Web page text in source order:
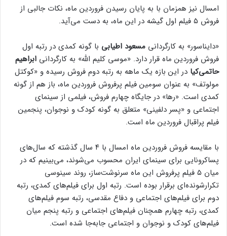
امسال نیز همزمان با به پایان رسیدن فروردین ماه، نکات جالبی از
فروش ۵ فیلم اول گیشه در این ماه، به دست می‌آید.
«دایناسور» به کارگردانی مسعود اطیابی با گونه کمدی در رتبه اول
فروش فروردین ماه قرار دارد. «موسی کلیم الله» به کارگردانی ابراهیم
حاتمی‌کیا در این بازه یک ماهه به رتبه دوم فروش رسیده و «کوکتل
مولوتف» به عنوان سومین فیلم پرفروش فروردین ماه، باز هم از گونه
کمدی است. «رها» در جایگاه چهارم فروش، فیلمی از سینمای
اجتماعی و «پسر دلفینی» متعلق به گونه کودک و نوجوان، پنجمین
فیلم پراقبال فروردین ماه است.
با مقایسه فروش فروردین ماه امسال با ۴ سال گذشته که سال‌های
پساکرونایی برای سینمای ایران محسوب می‌شوند، می‌بینیم که در
میان ۵ فیلم پرفروش این ماه سرنوشت‌ساز، روند سینوسی
تکرارشونده‌ای برقرار بوده است. رتبه اول برای فیلم‌های کمدی، رتبه
دوم برای فیلم‌های اجتماعی و دفاع مقدسی، رتبه سوم فیلم‌های
کمدی، رتبه چهارم همچنان فیلم‌های اجتماعی و رتبه پنجم میان
فیلم‌های کودک و نوجوان و اجتماعی جابه‌جا شده است.